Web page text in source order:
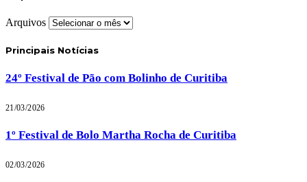
Arquivos
Principais Notícias
24º Festival de Pão com Bolinho de Curitiba
21/03/2026
1º Festival de Bolo Martha Rocha de Curitiba
02/03/2026